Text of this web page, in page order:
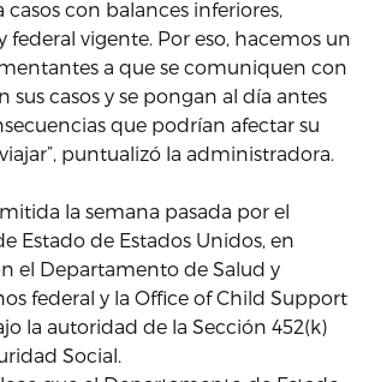
con balances inferiores,
federal vigente. Por eso, hacemos un
a que se comuniquen con
sus casos y se pongan al día antes
que podrían afectar su
puntualizó la administradora.
la semana pasada por el
Estado de Estados Unidos, en
el Departamento de Salud y
federal y la Office of Child Support
la autoridad de la Sección 452(k)
Social.